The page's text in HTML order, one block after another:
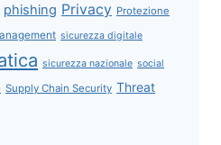
phishing Privacy Protezione
sicurezza digitale
sicurezza nazionale social
Supply Chain Security Threat